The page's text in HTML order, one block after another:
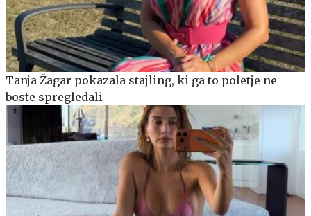
Tanja Žagar pokazala stajling, ki ga to poletje ne
boste spregledali